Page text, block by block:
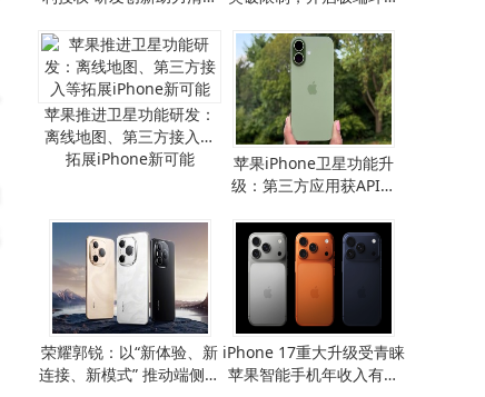
苹果推进卫星功能研发：
离线地图、第三方接入等
拓展iPhone新可能
​苹果iPhone卫星功能升
级：第三方应用获API支
荣耀郭锐：以“新体验、新
连接、新模式” 推动端侧AI
iPhone 17重大升级受青睐
苹果智能手机年收入有望